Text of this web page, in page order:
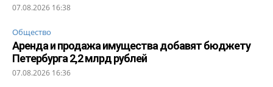
07.08.2026 16:38
Общество
Аренда и продажа имущества добавят бюджету
Петербурга 2,2 млрд рублей
07.08.2026 16:36